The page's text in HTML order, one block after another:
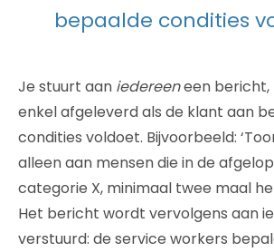
bepaalde condities
Je stuurt aan iedereeneen
enkel afgeleverd als de klant aan
condities voldoet. Bijvoorbeeld:
alleen aan mensen die in de
categorie X, minimaal twee maal
Het bericht wordt vervolgens aan
verstuurd: de service workers